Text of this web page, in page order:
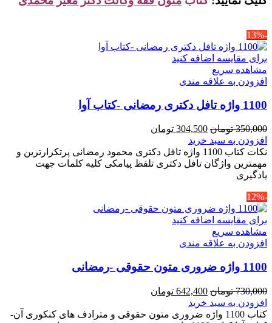
-13%
برای مقایسه اضافه کنید
مشاهده سریع
افزودن به علاقه مندی
1100 واژه تافل دکتری رمضانی -کتاب آوا
350,000 تومان قیمت
اصلی
350,000 تومان
بود.
304,500 تومان
304,500 تومان
است.
افزودن به سبد خرید
نکات کتاب 1100 واژه تافل دکتری محمود رمضانی پرتکرارترین و
مهمترین واژگان تافل دکتری تلفظ پیامکی کلیه کلمات جهت
یادگیری
-12%
برای مقایسه اضافه کنید
مشاهده سریع
افزودن به علاقه مندی
1100 واژه ضروری متون حقوقی -رمضانی
730,000 تومان قیمت
اصلی
730,000 تومان
642,400 تومان
642,400 تومان
افزودن به سبد خرید
کتاب 1100 واژه ضروری متون حقوقی و مترادف های کنکوری آن-